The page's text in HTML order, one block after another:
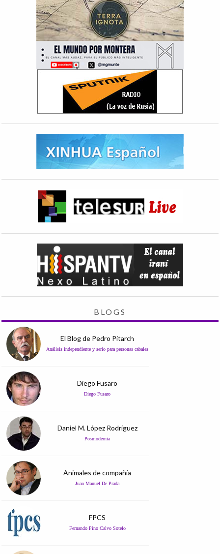
BLOGS
El Blog de Pedro Pitarch
Análisis independiente y serio para personas cabales
Diego Fusaro
Diego Fusaro
Daniel M. López Rodríguez
Posmodernia
Animales de compañía
Juan Manuel De Prada
FPCS
Fernando Pino Calvo Sotelo